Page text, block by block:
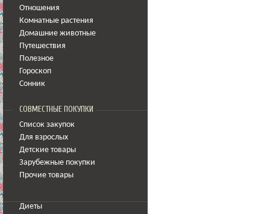
Отношения
Комнатные растения
Домашние животные
Путешествия
Полезное
Гороскоп
Сонник
СОВМЕСТНЫЕ ПОКУПКИ
Список закупок
Для взрослых
Детские товары
Зарубежные покупки
Прочие товары
Диеты